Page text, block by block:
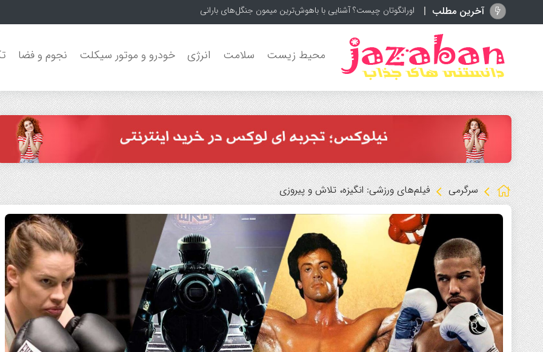
آخرین مطلب عقب‌نشینی بزرگ اینفانتین
محیط زیست سلامت انرژی خودرو و موتور سیکلت نجوم و فضا
سرگرمی فیلم‌های ورزشی: انگیزه، تلاش و پیروزی